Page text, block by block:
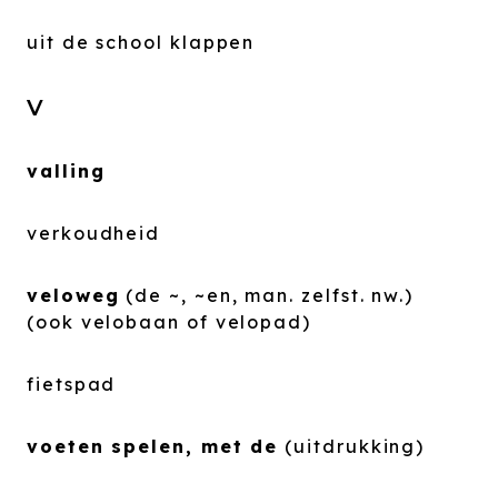
uit de school klappen
V
valling
verkoudheid
veloweg (de ~, ~en, man. zelfst. nw.)
(ook velobaan of velopad)
fietspad
voeten spelen, met de (uitdrukking)